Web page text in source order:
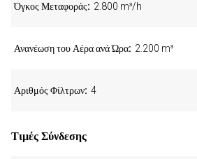
Όγκος Μεταφοράς 2.800 m³/h
Ανανέωση του Αέρα ανά Ώρα 2.200 m³
Αριθμός Φίλτρων 4
Τιμές Σύνδεσης